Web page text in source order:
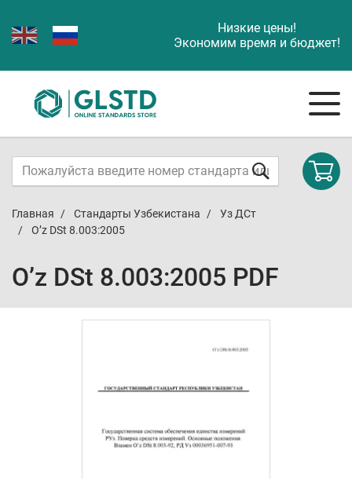
Низкие цены!
Экономим время и бюджет!
Главная Стандарты Узбекистана
Уз ДСт
O’z DSt 8.003:2005
O’z DSt 8.003:2005 PDF